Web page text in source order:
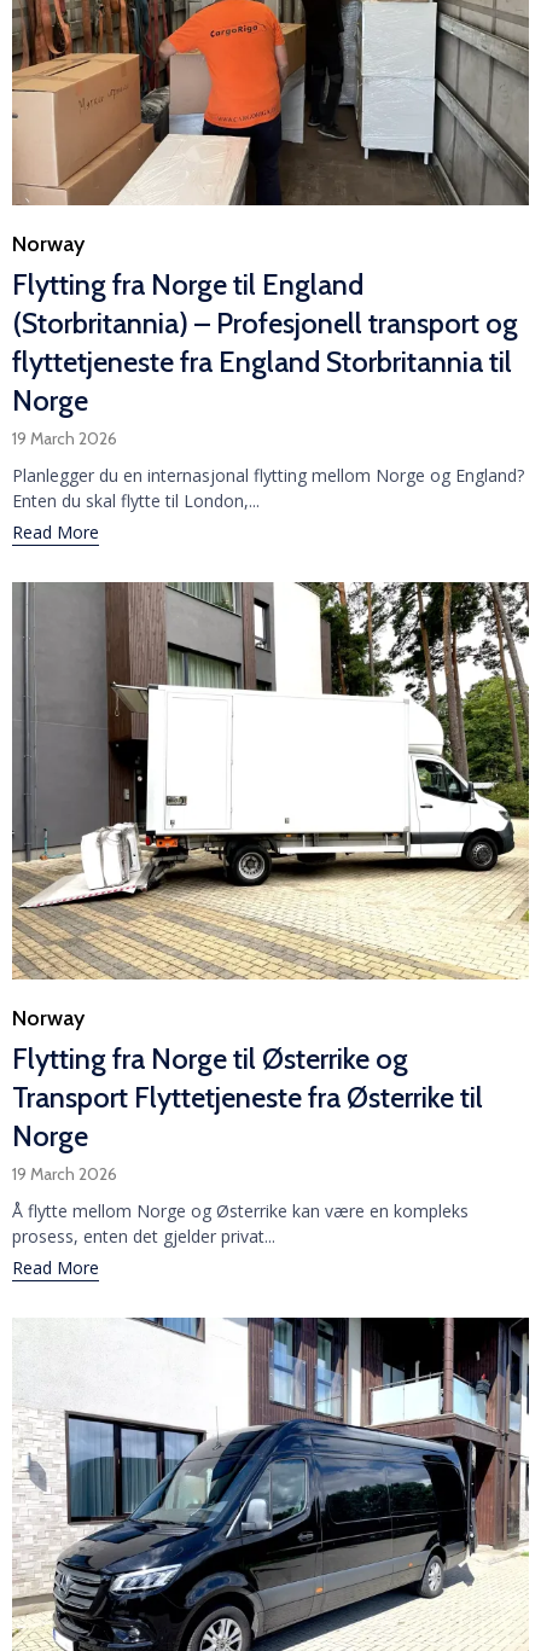
Category
Norway
Flytting fra Norge til England
(Storbritannia) – Profesjonell transport og
flyttetjeneste fra England Storbritannia til
Norge
19 March 2026
Planlegger du en internasjonal flytting mellom Norge og England?
Enten du skal flytte til London,...
Read More
Category
Norway
Flytting fra Norge til Østerrike og
Transport Flyttetjeneste fra Østerrike til
Norge
19 March 2026
Å flytte mellom Norge og Østerrike kan være en kompleks
prosess, enten det gjelder privat...
Read More